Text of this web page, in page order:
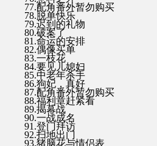
77.配角番外暂勿购买
78.脱单快乐
79.迟到的礼物
80.破案了
81.命运的安排
82.偶像买单
83.一枝花
84.要见儿媳妇
85.中老年杀手
86.狗妃，真好
87.配角番外暂勿购买
88.福利章赶紧看
89.揭幕战
90.一战成名
91.登门拜访
92.扫地出门
93.猪脑花与情侣表